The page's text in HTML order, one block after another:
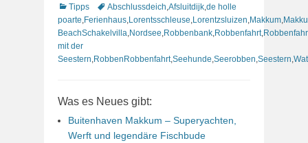
Kategorien
Tipps Schlagworte
Abschlussdeich Afsluitdijk de holle
poarte Ferienhaus Lorentsschleuse Lorentzsluizen Makkum
BeachSchakelvilla Nordsee Robbenbank Robbenfahrt,
mit der
Seestern RobbenRobbenfahrt,Seehunde Seerobben Seestern
Was es Neues gibt:
Buitenhaven Makkum – Superyachten,
Werft und legendäre Fischbude